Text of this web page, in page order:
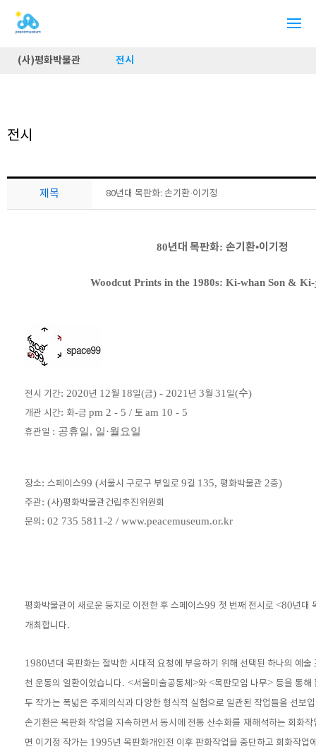
(사)평화박물관 전시
전시
제목 80년대 목판화: 손기환·이기정
80년대 목판화: 손기환•이기정
Woodcut Prints in the 1980s: Ki-whan Son &
전시 기간: 2020년 12월 18일(금) - 2021 년 3월 31 일(수)
개관 시간: 화-금 pm 2 - 5 / 토 am 10 - 5
휴관일 : 공휴일, 일·월요일
장소: 스페이스99 (서울시 구로구 부일로 9길 135, 평화박물관 2층)
주관: (사)평화박물관건립추진위원회
문의 : 02 735 5811-2 / www.peacemuseum.or.kr
평화박물관이 새로운 둥지로 이전한 후 스페이스99 첫 번째 전시로 <80년대
개최합니다.
1980년대 목판화는 절박한 시대적 요청에 부응하기 위해 선택된 하나의 예술
천 운동의 일환이었습니다. <서울미술공동체 >와 <목판모임 나무> 등을 통해
두 작가는 폭넓은 주제의식과 다양한 형식적 실험으로 일관된 작업들을 선보
손기환은 목판화 작업을 지속하면서 동시에 전통 산수화를 재해석하는 회화
면 이기정 작가는 1995년 목판화개인전 이후 판화작업을 중단하고 회화작업